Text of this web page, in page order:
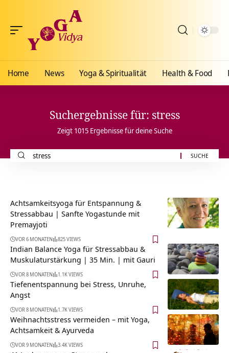
Home News Yoga & Spiritualität Health & Food
Suchergebnisse für: stress
Zeigt 1015 Ergebnisse für deine Suche
Suche
Achtsamkeitsyoga für Entspannung &
Stressabbau | Sanfte Yogastunde mit
Premayjoti
VOR 6 MONATEN 825 VIEWS
Indian Balance Yoga für Stressabbau &
Muskulaturstärkung | 35 Min. | mit Gauri
VOR 8 MONATEN 1.1K VIEWS
Tiefenentspannung bei Stress, Unruhe,
Angst
VOR 8 MONATEN 1.7K VIEWS
Weihnachtsstress vermeiden – mit Yoga,
Achtsamkeit & Ayurveda
VOR 9 MONATEN 3.4K VIEWS